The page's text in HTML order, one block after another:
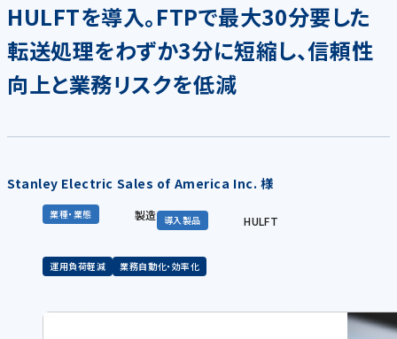
HULFTを導入。FTPで最大30分要した
転送処理をわずか3分に短縮し、信頼性
向上と業務リスクを低減
Stanley Electric Sales of America Inc. 様
業種・業態 製造 導入製品 HULFT
運用負荷軽減 業務自動化・効率化